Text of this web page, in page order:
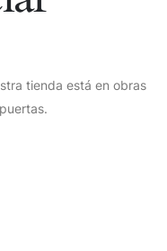
tienda está en obras